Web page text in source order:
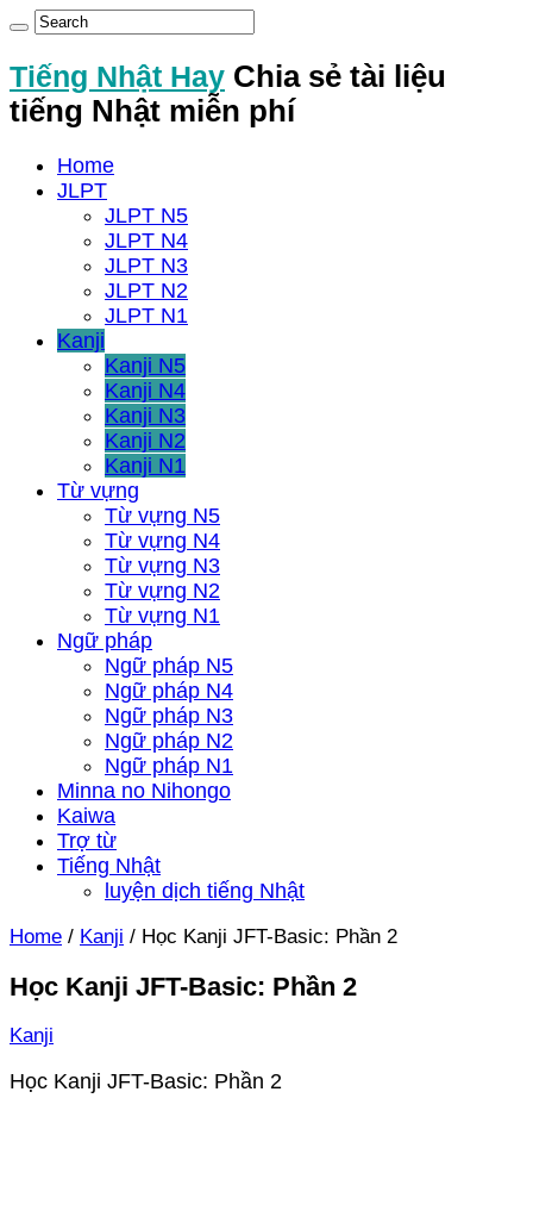
Tiếng Nhật Hay Chia sẻ tài liệu
tiếng Nhật miễn phí
Home
JLPT
JLPT N5
JLPT N4
JLPT N3
JLPT N2
JLPT N1
Kanji
Kanji N5
Kanji N4
Kanji N3
Kanji N2
Kanji N1
Từ vựng
Từ vựng N5
Từ vựng N4
Từ vựng N3
Từ vựng N2
Từ vựng N1
Ngữ pháp
Ngữ pháp N5
Ngữ pháp N4
Ngữ pháp N3
Ngữ pháp N2
Ngữ pháp N1
Minna no Nihongo
Kaiwa
Trợ từ
Tiếng Nhật
luyện dịch tiếng Nhật
Home / Kanji / Học Kanji JFT-Basic: Phần 2
Học Kanji JFT-Basic: Phần 2
Kanji
Học Kanji JFT-Basic: Phần 2